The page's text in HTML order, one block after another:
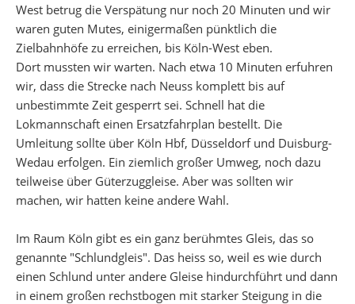
West betrug die Verspätung nur noch 20 Minuten und wir
waren guten Mutes, einigermaßen pünktlich die
Zielbahnhöfe zu erreichen, bis Köln-West eben.
Dort mussten wir warten. Nach etwa 10 Minuten erfuhren
wir, dass die Strecke nach Neuss komplett bis auf
unbestimmte Zeit gesperrt sei. Schnell hat die
Lokmannschaft einen Ersatzfahrplan bestellt. Die
Umleitung sollte über Köln Hbf, Düsseldorf und Duisburg-
Wedau erfolgen. Ein ziemlich großer Umweg, noch dazu
teilweise über Güterzuggleise. Aber was sollten wir
machen, wir hatten keine andere Wahl.
Im Raum Köln gibt es ein ganz berühmtes Gleis, das so
genannte "Schlundgleis". Das heiss so, weil es wie durch
einen Schlund unter andere Gleise hindurchführt und dann
in einem großen rechstbogen mit starker Steigung in die